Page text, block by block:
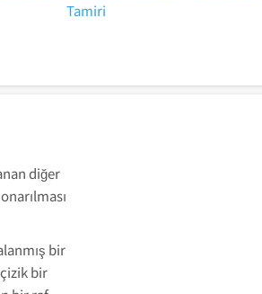
Tamiri
diğer
bir
bir